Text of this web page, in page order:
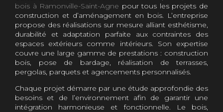
bois à Ramonville-Saint-Agne pour tous les projets de
construction et d’aménagement en bois. L’entreprise
propose des réalisations sur mesure alliant esthétisme,
durabilité et adaptation parfaite aux contraintes des
espaces extérieurs comme intérieurs. Son expertise
couvre une large gamme de prestations : construction
bois, pose de bardage, réalisation de terrasses,
pergolas, parquets et agencements personnalisés.
Chaque projet démarre par une étude approfondie des
besoins et de l’environnement afin de garantir une
intégration harmonieuse et fonctionnelle. Le bois,